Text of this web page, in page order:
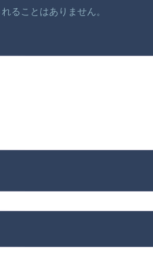
ることはありません。